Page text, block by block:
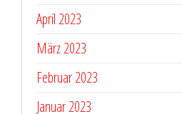
April 2023
März 2023
Februar 2023
Januar 2023